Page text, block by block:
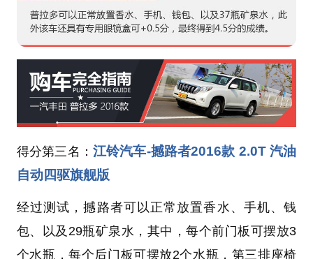
得分第三名： 江铃汽车-撼路者2016款 2.0T 汽油
自动四驱旗舰版
经过测试，撼路者可以正常放置香水、手机、钱
包、以及29瓶矿泉水，其中，每个前门板可摆放3
个水瓶，每个后门板可摆放2个水瓶，第三排座椅